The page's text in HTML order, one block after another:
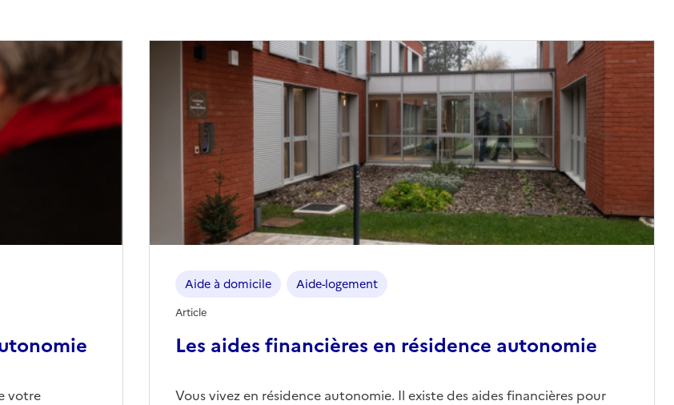
votre
Les aides financières en résidence autonomie
Aide à domicile Aide-logement
Article
Vous vivez en résidence autonomie. Il existe des aides financières pour